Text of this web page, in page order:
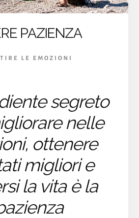
PAZIENZA
LE EMOZIONI
segreto
nelle
ottenere
migliori e
la vita è la